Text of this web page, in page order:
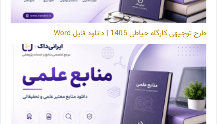
طرح توجیهی کارگاه خیاطی 1405 | دانلود فایل Word